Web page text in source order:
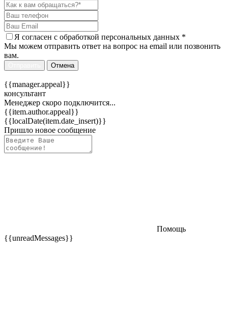
Я согласен c обработкой персональных данных *
Мы можем отправить ответ на вопрос на email или позвонить
вам.
Отмена
{{manager.appeal}}
консультант
Менеджер скоро подключится...
{{item.author.appeal}}
{{localDate(item.date_insert)}}
Пришло новое сообщение
Помощь
{{unreadMessages}}